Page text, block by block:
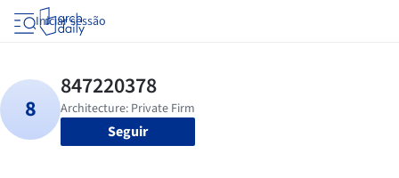
Iniciar sessão
Seguir